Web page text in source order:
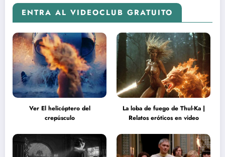
ENTRA AL VIDEOCLUB GRATUITO
Ver El helicóptero del
crepúsculo
La loba de fuego de Thul-Ka |
Relatos eróticos en video